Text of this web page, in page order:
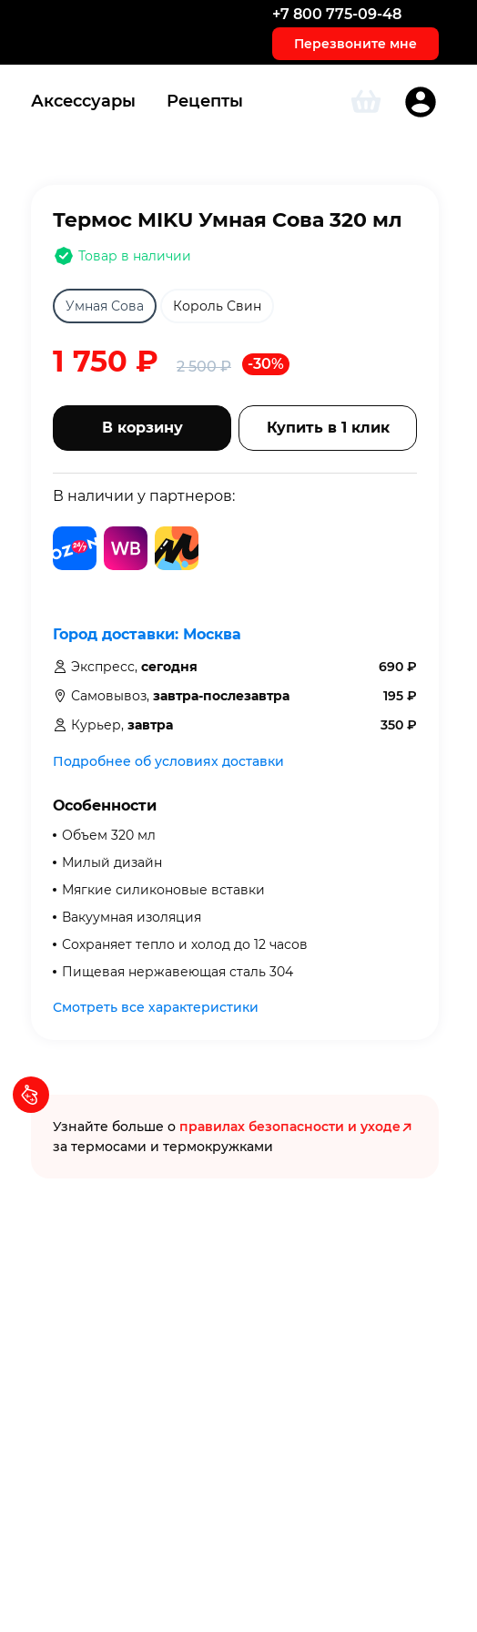
+7 800 775-09-48
Перезвоните мне
Аксессуары Рецепты
Термос MIKU Умная Сова 320 мл
Товар в наличии
Умная Сова Король Свин
1 750 ₽ 2 500₽ -30%
В корзину Купить в 1 клик
В наличии у партнеров:
Город доставки: Москва
Экспресс, сегодня 690 ₽
Самовывоз, завтра-послезавтра 195 ₽
Курьер, завтра 350 ₽
Подробнее об условиях доставки
Особенности
Объем 320 мл
Милый дизайн
Мягкие силиконовые вставки
Вакуумная изоляция
Сохраняет тепло и холод до 12 часов
Пищевая нержавеющая сталь 304
Смотреть все характеристики
Узнайте больше о правилах безопасности и уходе
за термосами и термокружками